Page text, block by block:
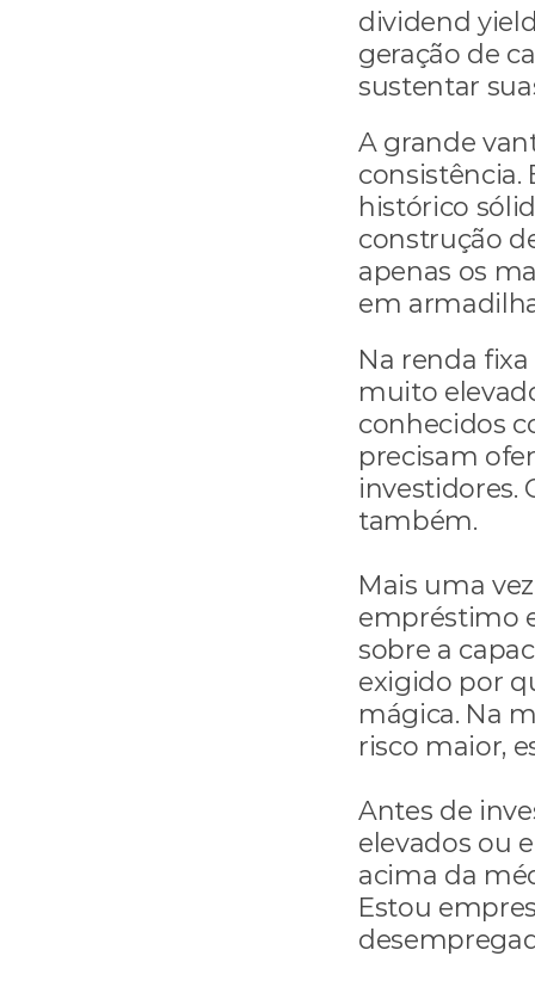
dividend
geração de
sustentar
A grande
consistência.
histórico
construção
apenas os
em
Na renda
muito
conhecidos
precisam
investidores.
também.
Mais uma
empréstimo
sobre a
exigido por
mágica. Na
risco maior,
Antes de
elevados ou
acima da
Estou